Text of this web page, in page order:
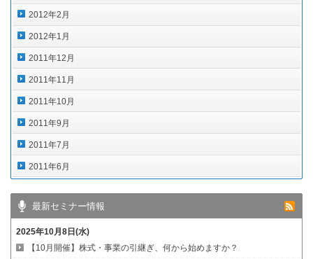
2012年2月
2012年1月
2011年12月
2011年11月
2011年10月
2011年9月
2011年7月
2011年6月
最新セミナー情報
2025年10月8日(水)
【10月開催】株式・事業の引継ぎ、何から始めますか？